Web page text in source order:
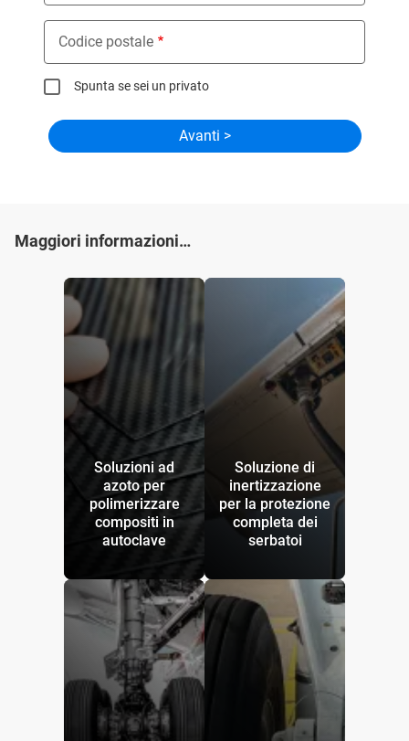
Codice postale
Spunta se sei un privato
Maggiori informazioni…
Soluzioni ad
azoto per
polimerizzare
compositi in
autoclave
Soluzione di
inertizzazione
per la protezione
completa dei
serbatoi